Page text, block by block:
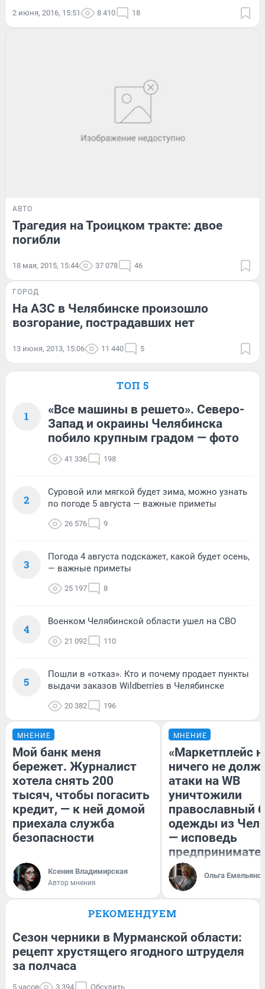
2 июня, 2016, 15:51 8 410 18
АВТО
Трагедия на Троицком тракте: двое
погибли
18 мая, 2015, 15:44 37 078 46
ГОРОД
На АЗС в Челябинске произошло
возгорание, пострадавших нет
13 июня, 2013, 15:06 11 440 5
ТОП 5
1
«Все машины в решето». Северо-
Запад и окраины Челябинска
побило крупным градом — фото
41 336 198
2
Суровой или мягкой будет зима, можно узнать
по погоде 5 августа — важные приметы
26 576 9
3
Погода 4 августа подскажет, какой будет осень,
— важные приметы
25 197 8
4
Военком Челябинской области ушел на СВО
21 092 110
5
Пошли в «отказ». Кто и почему продает пункты
выдачи заказов Wildberries в Челябинске
20 382 196
МНЕНИЕ
Мой банк меня
бережет. Журналист
хотела снять 200
тысяч, чтобы погасить
кредит, — к ней домой
приехала служба
безопасности
Ксения Владимирская
Автор мнения
МНЕНИЕ
«Маркетплейс
ничего не
атаки на WB
уничтожили
православный
одежды из
— исповедь
Ольга
РЕКОМЕНДУЕМ
Сезон черники в Мурманской области:
рецепт хрустящего ягодного штруделя
за полчаса
5 часов 3 394 Обсудить